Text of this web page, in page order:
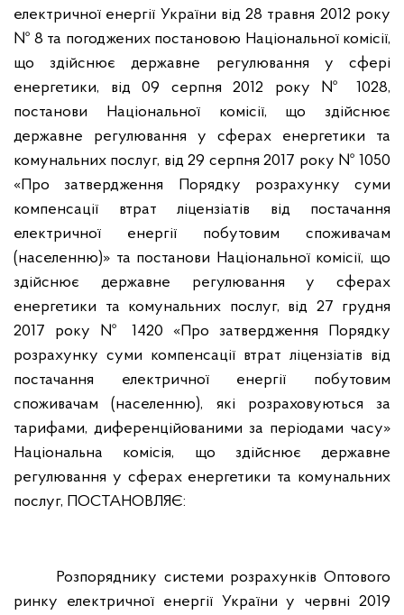
електричної енергії України від 28 травня 2012 року
№ 8 та погоджених постановою Національної комісії,
що здійснює державне регулювання у сфері
енергетики, від 09 серпня 2012 року № 1028,
постанови Національної комісії, що здійснює
державне регулювання у сферах енергетики та
комунальних послуг, від 29 серпня 2017 року № 1050
«Про затвердження Порядку розрахунку суми
компенсації втрат ліцензіатів від постачання
електричної енергії побутовим споживачам
(населенню)» та постанови Національної комісії, що
здійснює державне регулювання у сферах
енергетики та комунальних послуг, від 27 грудня
2017 року № 1420 «Про затвердження Порядку
розрахунку суми компенсації втрат ліцензіатів від
постачання електричної енергії побутовим
споживачам (населенню), які розраховуються за
тарифами, диференційованими за періодами часу»
Національна комісія, що здійснює державне
регулювання у сферах енергетики та комунальних
послуг, ПОСТАНОВЛЯЄ:
Розпоряднику системи розрахунків Оптового
ринку електричної енергії України у червні 2019